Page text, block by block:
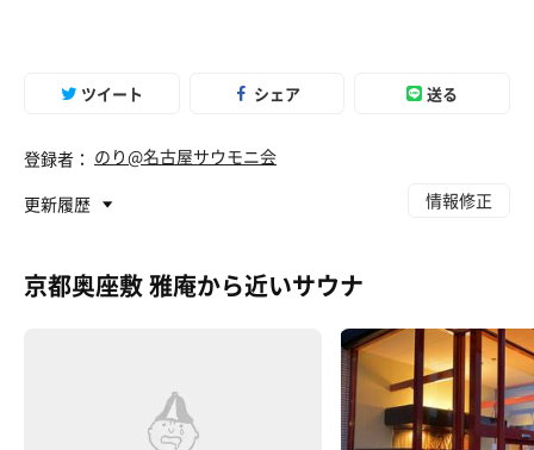
ツイート シェア 送る
登録者： のり@名古屋サウモニ会
更新履歴
情報修正
京都奥座敷 雅庵から近いサウナ